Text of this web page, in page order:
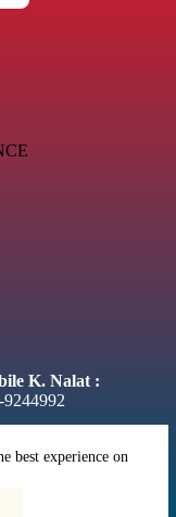
best experience on
K. Nalat :
9244992